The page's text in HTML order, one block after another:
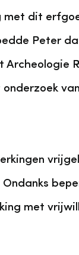
met dit
Peter
Archeologie
met